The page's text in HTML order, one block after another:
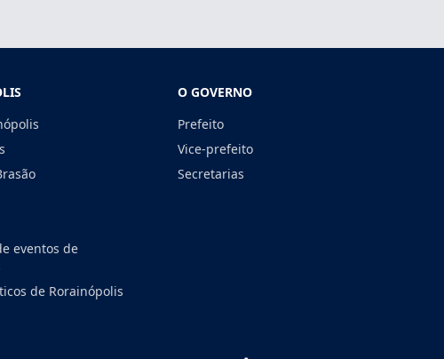
eventos de
de Rorainópolis
O GOVERNO
Prefeito
Vice-prefeito
Secretarias